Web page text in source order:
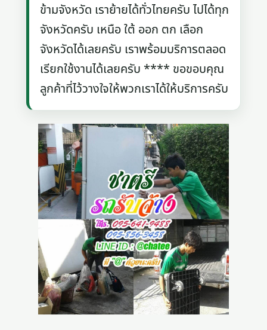
ข้ามจังหวัด เราย้ายได้ทั่วไทยครับ ไปได้ทุก
จังหวัดครับ เหนือ ใต้ ออก ตก เลือก
จังหวัดได้เลยครับ เราพร้อมบริการตลอด
เรียกใช้งานได้เลยครับ **** ขอขอบคุณ
ลูกค้าที่ไว้วางใจให้พวกเราได้ให้บริการครับ